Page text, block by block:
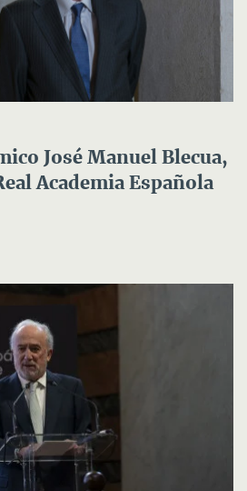
José Manuel Blecua,
Academia Española